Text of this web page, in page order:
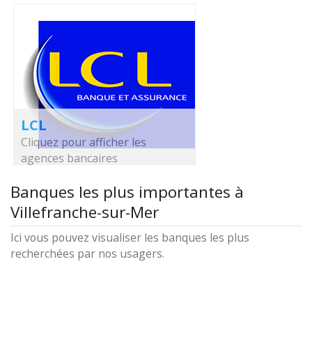
LCL
Cliquez pour afficher les
agences bancaires
Banques les plus importantes à
Villefranche-sur-Mer
Ici vous pouvez visualiser les banques les plus
recherchées par nos usagers.